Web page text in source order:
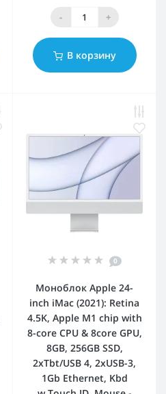
- +
В корзину
0
Моноблок Apple 24-
inch iMac (2021): Retina
4.5K, Apple M1 chip with
8-core CPU & 8core GPU,
8GB, 256GB SSD,
2xTbt/USB 4, 2xUSB-3,
1Gb Ethernet, Kbd